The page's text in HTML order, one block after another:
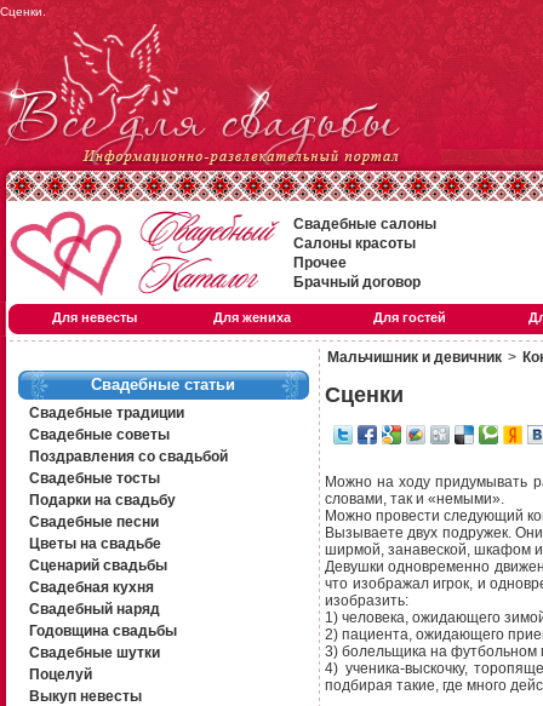
Сценки.
Свадебные салоны
Салоны красоты
Прочее
Брачный договор
Для невесты Для жениха Для гостей
Свадебные статьи
Свадебные традиции
Свадебные советы
Поздравления со свадьбой
Свадебные тосты
Подарки на свадьбу
Свадебные песни
Цветы на свадьбе
Сценарий свадьбы
Свадебная кухня
Свадебный наряд
Годовщина свадьбы
Свадебные шутки
Поцелуй
Выкуп невесты
Мальчишник и девичник >
Сценки
Можно на ходу придумывать
словами, так и «немыми».
Можно провести следующий
Вызываете двух подружек.
ширмой, занавеской, шкафом и
Девушки одновременно
что изображал игрок, и
изобразить:
1) человека, ожидающего
2) пациента, ожидающего
3) болельщика на футбольном
4) ученика-выскочку,
подбирая такие, где много